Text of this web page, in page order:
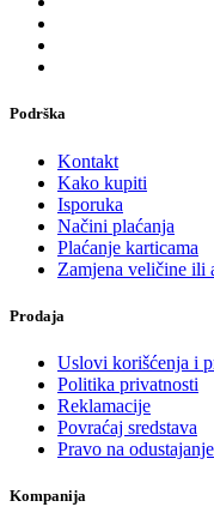
Podrška
Kontakt
Kako kupiti
Isporuka
Načini plaćanja
Plaćanje karticama
Zamjena veličine ili
Prodaja
Uslovi korišćenja i
Politika privatnosti
Reklamacije
Povraćaj sredstava
Pravo na odustajanje
Kompanija